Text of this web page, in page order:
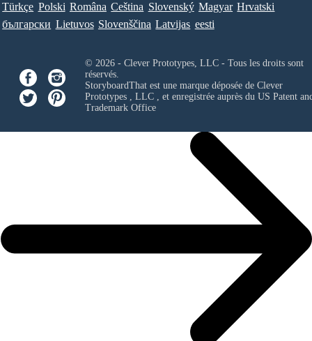
Türkçe Polski Româna Ceština Slovenský Magyar Hrvatski
български Lietuvos Slovenščina Latvijas eesti
© 2026 - Clever Prototypes, LLC - Tous les droits sont
réservés.
StoryboardThat est une marque déposée de Clever
Prototypes , LLC, et enregistrée auprès du US Patent
Trademark Office